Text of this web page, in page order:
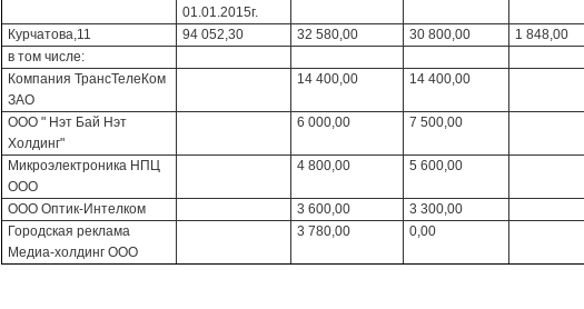
01.01.2015г.
Курчатова,11
94 052,30 32 580,00 30 800,00 1 848,00
в том числе:
Компания ТрансТелеКом
ЗАО
14 400,00 14 400,00
ООО " Нэт Бай Нэт
Холдинг"
6 000,00 7 500,00
Микроэлектроника НПЦ
ООО
4 800,00 5 600,00
ООО Оптик-Интелком 3 600,00
3 300,00
Городская реклама
Медиа-холдинг ООО
3 780,00 0,00